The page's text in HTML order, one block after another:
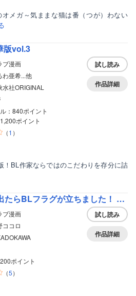
オメガ～気ままな猫は番（つが）わない
版vol.3
ブ漫画
わ亜希...他
社ORIGINAL
：840ポイント
ポイント
（1 ）
試し読み
作品詳細
！BL作家ならではのこだわりを存分に詰
腐男子ですが、淫紋が出たらBLフラグが立ちました！ 淫紋BL コミックアンソロジー【分冊版】
ブ漫画
ココロ
ポイント
（5）
試し読み
作品詳細